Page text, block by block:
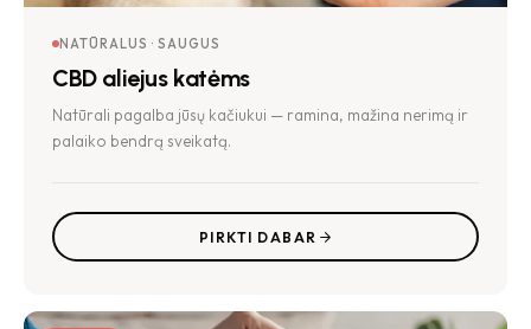
NATŪRALUS · SAUGUS
CBD aliejus katėms
Natūrali pagalba jūsų kačiukui — ramina, mažina nerimą ir
palaiko bendrą sveikatą.
PIRKTI DABAR